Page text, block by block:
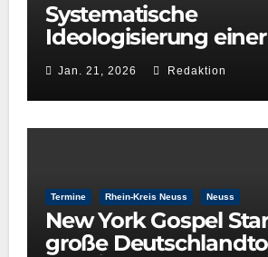
Systematische
Ideologisierung einer
Kulturentscheidung:
der GRÜNEN im
Kulturausschuss
Jan. 21, 2026 Redaktion
Termine Rhein-Kreis Neuss Neuss
New York Gospel
große